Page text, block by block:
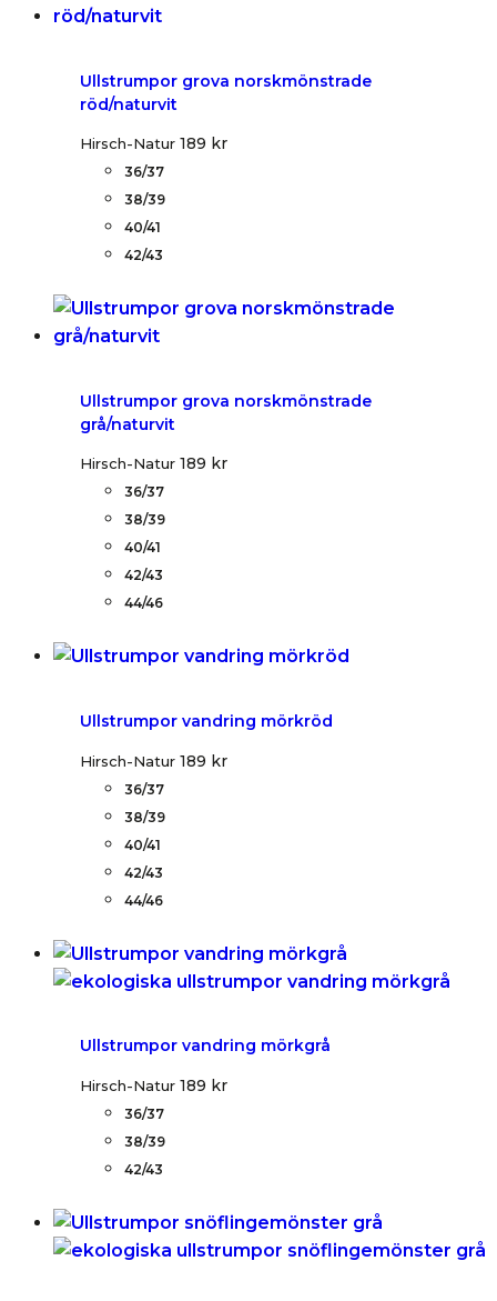
Ullstrumpor grova norskmönstrade
röd/naturvit
Hirsch-Natur 189 kr
36/37
38/39
40/41
42/43
Ullstrumpor grova norskmönstrade
grå/naturvit
Hirsch-Natur 189 kr
36/37
38/39
40/41
42/43
44/46
Ullstrumpor vandring mörkröd
Hirsch-Natur 189 kr
36/37
38/39
40/41
42/43
44/46
Ullstrumpor vandring mörkgrå
Hirsch-Natur 189 kr
36/37
38/39
42/43